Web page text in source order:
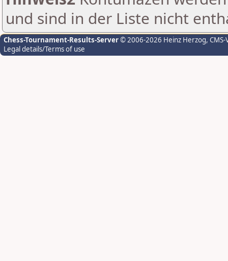
und sind in der Liste nicht
Chess-Tournament-Results-Server© 2006-2026 Heinz Herzog,
Legal details/Terms of use